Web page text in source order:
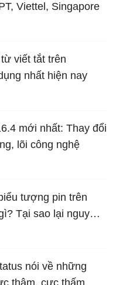
Viettel, Singapore
viết tắt trên
nhất hiện nay
mới nhất: Thay đổi
lõi công nghệ
tượng pin trên
Tại sao lại nguy
nói về những